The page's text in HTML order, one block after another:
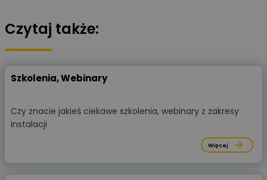
Czytaj także:
Szkolenia, Webinary
Czy znacie jakieś ciekawe szkolenia, webinary z zakresy
instalacji
Więcej